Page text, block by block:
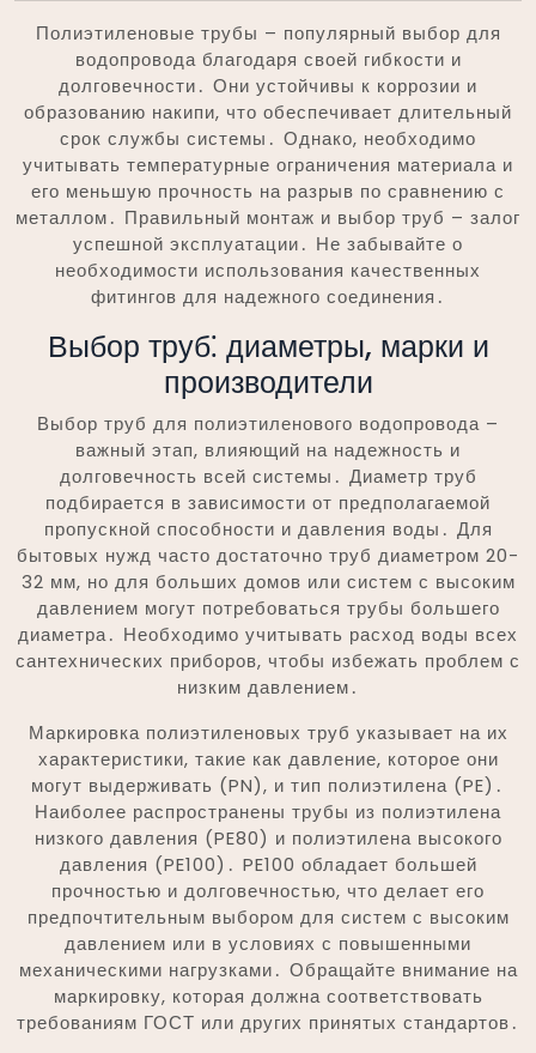
Полиэтиленовые трубы – популярный выбор для
водопровода благодаря своей гибкости и
долговечности․ Они устойчивы к коррозии и
образованию накипи, что обеспечивает длительный
срок службы системы․ Однако, необходимо
учитывать температурные ограничения материала и
его меньшую прочность на разрыв по сравнению с
металлом․ Правильный монтаж и выбор труб – залог
успешной эксплуатации․ Не забывайте о
необходимости использования качественных
фитингов для надежного соединения․
Выбор труб⁚ диаметры, марки и
производители
Выбор труб для полиэтиленового водопровода –
важный этап, влияющий на надежность и
долговечность всей системы․ Диаметр труб
подбирается в зависимости от предполагаемой
пропускной способности и давления воды․ Для
бытовых нужд часто достаточно труб диаметром 20-
32 мм, но для больших домов или систем с высоким
давлением могут потребоваться трубы большего
диаметра․ Необходимо учитывать расход воды всех
сантехнических приборов, чтобы избежать проблем с
низким давлением․
Маркировка полиэтиленовых труб указывает на их
характеристики, такие как давление, которое они
могут выдерживать (PN), и тип полиэтилена (PE)․
Наиболее распространены трубы из полиэтилена
низкого давления (PE80) и полиэтилена высокого
давления (PE100)․ PE100 обладает большей
прочностью и долговечностью, что делает его
предпочтительным выбором для систем с высоким
давлением или в условиях с повышенными
механическими нагрузками․ Обращайте внимание на
маркировку, которая должна соответствовать
требованиям ГОСТ или других принятых стандартов․